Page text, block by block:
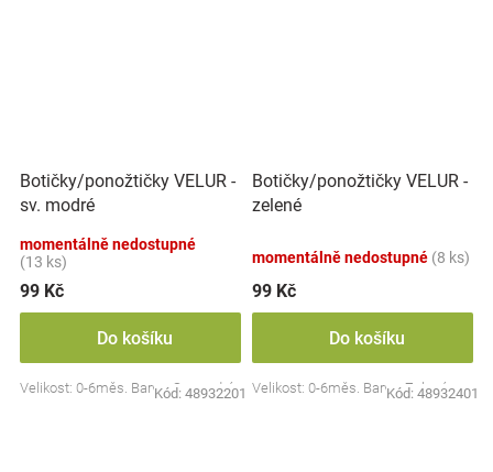
Botičky/ponožtičky VELUR -
sv. modré
momentálně nedostupné
(13 ks)
99 Kč
Do košíku
Velikost: 0-6měs. Barva: Sv. modrá
Kód: 48932201
Botičky/ponožtičky VELUR -
zelené
momentálně nedostupné (8 ks)
99 Kč
Do košíku
Velikost: 0-6měs. Barva: Zelená
Kód: 48932401